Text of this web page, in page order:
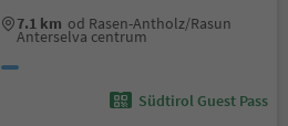
7.1 km od Rasen-Antholz/Rasun
Anterselva centrum
Südtirol Guest Pass